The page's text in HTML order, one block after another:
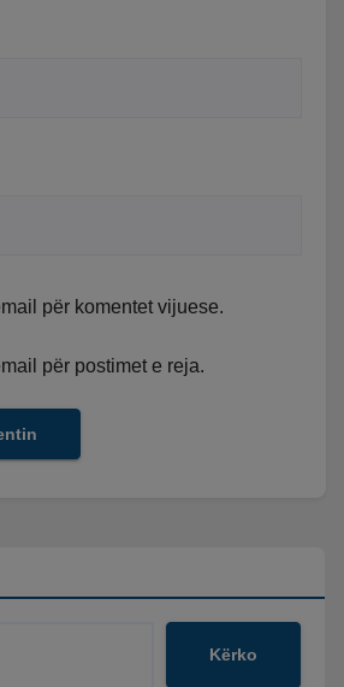
për komentet vijuese.
për postimet e reja.
Kërko